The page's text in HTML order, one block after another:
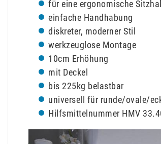
für eine ergonomische
einfache Handhabung
diskreter, moderner Stil
werkzeuglose Montage
10cm Erhöhung
mit Deckel
bis 225kg belastbar
universell für runde/ovale/
Hilfsmittelnummer HMV